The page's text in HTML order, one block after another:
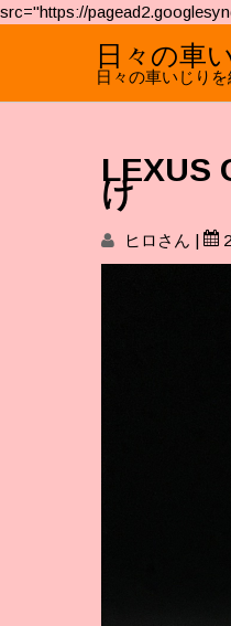
src="https://
日々の車
日々の車いじり
LEXUS
け
ヒロさん |